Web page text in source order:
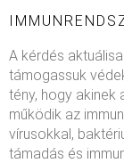
A kérdés
támogassuk
tény, hogy akinek
működik az
vírusokkal,
támadás és